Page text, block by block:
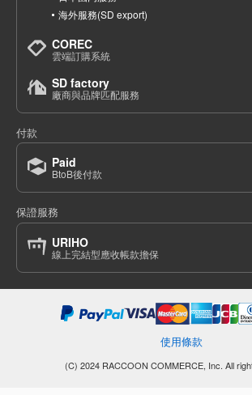
海外服務(SD export)
COREC
雲端訂購系統
SD factory
廠商與品牌匹配服務
付款
Paid
BtoB後付款
保證服務
URIHO
線上完結型應收帳款擔保
使用條款
(C) 2024 RACCOON COMMERCE, Inc. All